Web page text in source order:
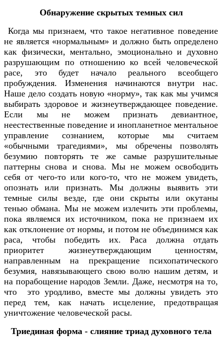
Обнаружение скрытых темных сил
Когда мы признаем, что такое негативное поведение
не является «нормальным» и должно быть определено
как физически, ментально, эмоционально и духовно
разрушающим по отношению ко всей человеческой
расе, это будет начало реального всеобщего
пробуждения. Изменения начинаются внутри нас.
Наше дело создать новую «норму», так как мы учимся
выбирать здоровое и жизнеутверждающее поведение.
Если мы не можем признать девиантное,
неестественные поведение и инопланетное ментальное
управление сознанием, которые мы считаем
«обычными трагедиями», мы обречены позволять
безумию повторять те же самые разрушительные
паттерны снова и снова. Мы не можем освободить
себя от чего-то или кого-то, что не можем увидеть,
опознать или признать. Мы должны выявить эти
темные силы везде, где они скрыты или окутаны
тенью обмана. Мы не можем излечить эти проблемы,
пока являемся их источником, пока не признаем их
как отклонение от нормы, и потом не объединимся как
раса, чтобы победить их. Раса должна отдать
приоритет жизнеутверждающим ценностям,
направленным на прекращение психопатического
безумия, навязывающего свою волю нашим детям, и
на порабощение народов Земли. Даже, несмотря на то,
что это уродливо, вместе мы должны увидеть это
перед тем, как начать исцеление, предотвращая
уничтожение человеческой расы.
Триединая форма - слияние триад духовного тела